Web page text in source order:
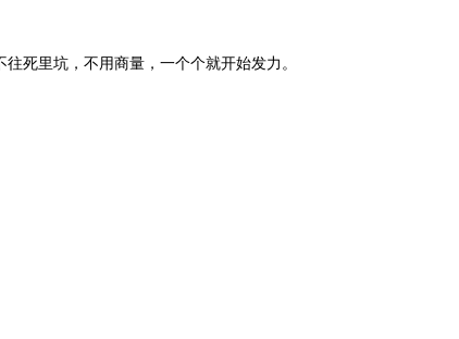
死里坑，不用商量，一个个就开始发力。